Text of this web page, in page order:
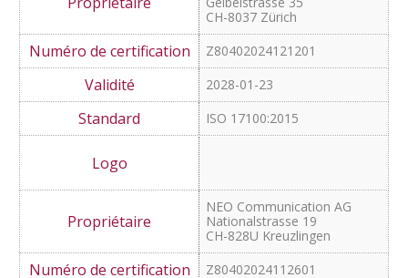
CH-8037 Zürich
Z80402024121201
2028-01-23
ISO 17100:2015
NEO Communication AG
Nationalstrasse 19
CH-828U Kreuzlingen